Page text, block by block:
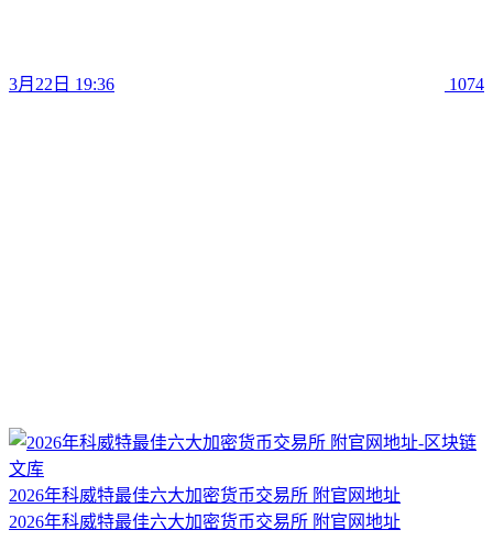
3月22日 19:36 1074
2026年科威特最佳六大加密货币交易所 附官网地址
2026年科威特最佳六大加密货币交易所 附官网地址